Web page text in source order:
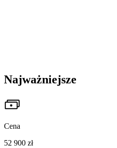
Najważniejsze
Cena
52 900 zł